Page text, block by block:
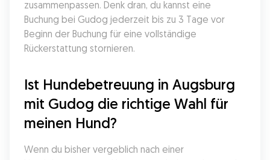
zusammenpassen. Denk dran, du kannst eine
Buchung bei Gudog jederzeit bis zu 3 Tage vor
Beginn der Buchung für eine vollständige
Rückerstattung stornieren.
Ist Hundebetreuung in Augsburg
mit Gudog die richtige Wahl für
meinen Hund?
Wenn du bisher vergeblich nach einer